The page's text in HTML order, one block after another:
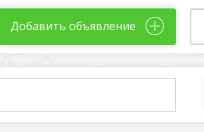
Добавить объявление